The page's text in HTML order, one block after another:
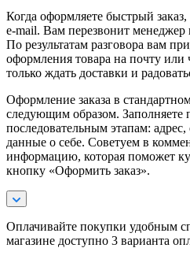
Когда оформляете быстрый
e-mail. Вам перезвонит менеджер
По результатам разговора вам
оформления товара на почту или
только ждать доставки и
Оформление заказа в
следующим образом. Заполняете
последовательным этапам:
данные о себе. Советуем в
информацию, которая поможет
кнопку «Оформить заказ».
Оплачивайте покупки удобным
магазине доступно 3 варианта